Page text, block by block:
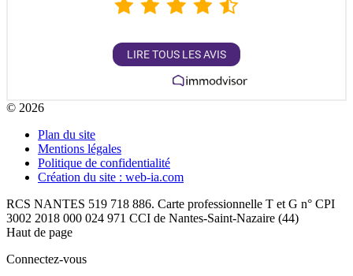
LIRE TOUS LES AVIS
© 2026
Plan du site
Mentions légales
Politique de confidentialité
Création du site : web-ia.com
RCS NANTES 519 718 886. Carte professionnelle T et G n° CPI
3002 2018 000 024 971 CCI de Nantes-Saint-Nazaire (44)
Haut de page
Connectez-vous